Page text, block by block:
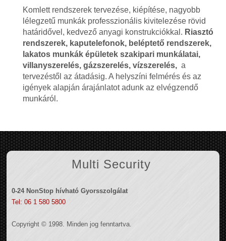
Komlett rendszerek tervezése, kiépítése, nagyobb
lélegzetű munkák professzionális kivitelezése rövid
határidővel, kedvező anyagi konstrukciókkal. Riasztó
rendszerek, kaputelefonok, beléptető rendszerek,
lakatos munkák épületek szakipari munkálatai,
villanyszerelés, gázszerelés, vízszerelés,a
tervezéstől az átadásig. A helyszíni felmérés és az
igények alapján árajánlatot adunk az elvégzendő
munkáról.
Multi Security
0-24 NonStop hívható Gyorsszolgálat
Tel: 06 1 580 5800
Copyright © 1998. Minden jog fenntartva.